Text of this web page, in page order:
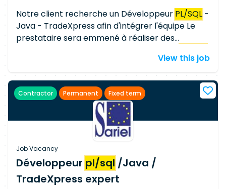
Notre client recherche un Développeur PL/SQL -
Java - TradeXpress afin d'intégrer l'équipe Le
prestataire sera emmené à réaliser des
et à moindre échelle des développements avec
connaissance très approfondie du
connaissance du développement JAVA ainsi que
le principe de fonctionnement d'un ETL. Le
prestataire devra être expert dans duPL/SQL,
confirmer dans le développement JAVA avec au
moins 10 ans d'expériences professionnel. Une
connaissance du développement ETL et
particulièrement de TradeXpress serait très
appréciée.
View this job
Contractor Permanent Fixed term
Job Vacancy
Développeur pl/sql /Java /
TradeXpress expert